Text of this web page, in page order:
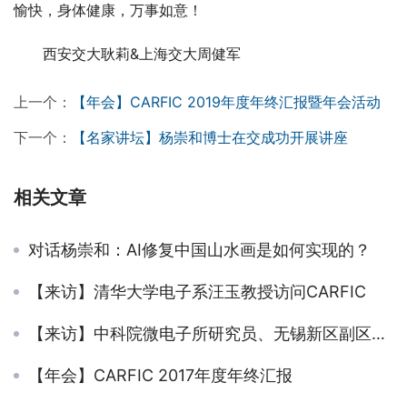
愉快，身体健康，万事如意！
西安交大耿莉&上海交大周健军
上一个：
【年会】CARFIC 2019年度年终汇报暨年会活动
下一个：
【名家讲坛】杨崇和博士在交成功开展讲座
相关文章
对话杨崇和：AI修复中国山水画是如何实现的？
【来访】清华大学电子系汪玉教授访问CARFIC
【来访】中科院微电子所研究员、无锡新区副区长樊晓华一行访问CARFIC
【年会】CARFIC 2017年度年终汇报